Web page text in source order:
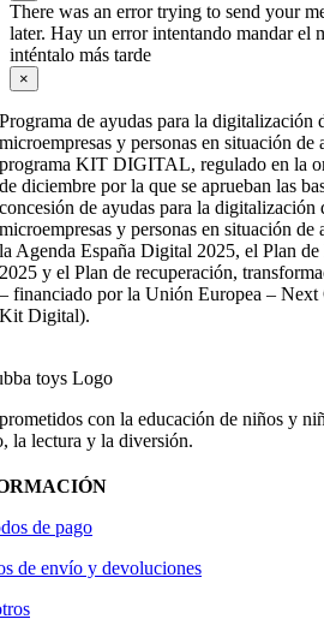
There was an error trying to send your
later. Hay un error intentando mandar el
inténtalo más tarde
×
Programa de ayudas para la digitalización
microempresas y personas en situación de
programa KIT DIGITAL, regulado en la
de diciembre por la que se aprueban las
concesión de ayudas para la digitalización
microempresas y personas en situación de
la Agenda España Digital 2025, el Plan
2025 y el Plan de recuperación,
– financiado por la Unión Europea – Next
Kit Digital).
con la educación de niños y
la lectura y la diversión.
de pago
de envío y devoluciones